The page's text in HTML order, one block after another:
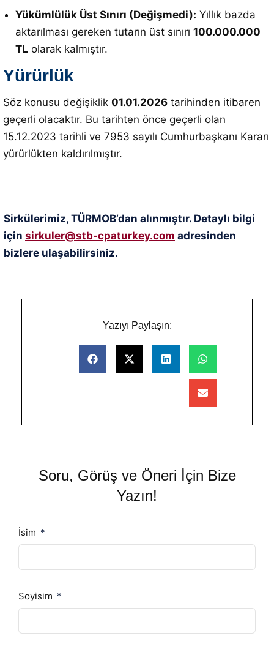
Yükümlülük Üst Sınırı (Değişmedi): Yıllık bazda
aktarılması gereken tutarın üst sınırı 100.000.000
TL olarak kalmıştır.
Yürürlük
Söz konusu değişiklik 01.01.2026 tarihinden itibaren
geçerli olacaktır. Bu tarihten önce geçerli olan
15.12.2023 tarihli ve 7953 sayılı Cumhurbaşkanı Kararı
yürürlükten kaldırılmıştır.
Sirkülerimiz, TÜRMOB’dan alınmıştır. Detaylı bilgi
için sirkuler@stb-cpaturkey.com adresinden
bizlere ulaşabilirsiniz.
Yazıyı Paylaşın:
Soru, Görüş ve Öneri İçin Bize
Yazın!
İsim
Soyisim